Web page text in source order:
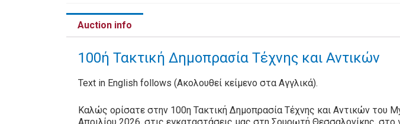
Auction info
100ή Τακτική Δημοπρασία Τέχνης και Αντικών
Text in English follows (Ακολουθεί κείμενο στα Αγγλικά).
Καλώς ορίσατε στην 100η Τακτική Δημοπρασία Τέχνης και Αντικών του